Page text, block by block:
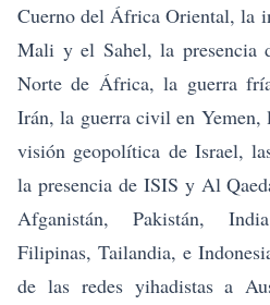
Cuerno del África Oriental, la
Mali y el Sahel, la presencia
Norte de África, la guerra
Irán, la guerra civil en
visión geopolítica de Israel,
la presencia de ISIS y Al
Afganistán, Pakistán,
Filipinas, Tailandia, e
de las redes yihadistas a